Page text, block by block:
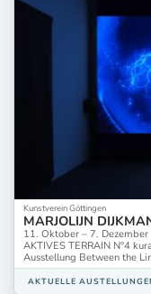
Kunstverein Göttingen
MARJOLIJN
11. Oktober – 7.
AKTIVES TERRAIN N°4
Ausstellung Between the
AKTUELLE